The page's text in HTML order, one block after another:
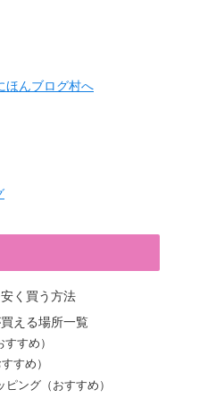
く買う方法
える場所一覧
すめ）
すめ）
ピング（おすすめ）